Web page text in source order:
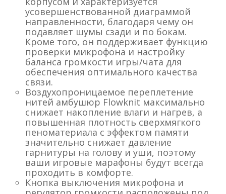
усовершенствованной диаграммой
направленности, благодаря чему он
подавляет шумы сзади и по бокам.
Кроме того, он поддерживает функцию
проверки микрофона и настройку
баланса громкости игры/чата для
обеспечения оптимального качества
связи.
Воздухопроницаемое переплетение
нитей амбушюр Flowknit максимально
снижает накопление влаги и нагрев, а
повышенная плотность сверхмягкого
пеноматериала с эффектом памяти
значительно снижает давление
гарнитуры на голову и уши, поэтому
ваши игровые марафоны будут всегда
проходить в комфорте.
Кнопка выключения микрофона и